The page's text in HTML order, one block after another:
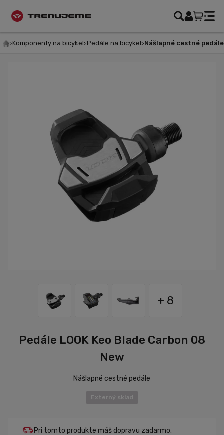
Komponenty na bicykel Pedále na bicykel Nášlapné cestné pedále
+ 8
Pedále LOOK Keo Blade Carbon 08
New
Nášlapné cestné pedále
Externý sklad
Pri tomto produkte máš dopravu zadarmo.